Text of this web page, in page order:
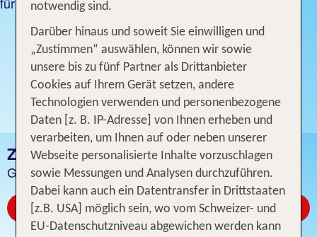
ZAKYNTHOS
Günstige Hotelangebote
Jetzt ab CHF 9
notwendig sind.
Darüber hinaus und soweit Sie einwilligen und
„Zustimmen“ auswählen, können wir sowie
unsere bis zu fünf Partner als Drittanbieter
Cookies auf Ihrem Gerät setzen, andere
Technologien verwenden und personenbezogene
Daten [z. B. IP-Adresse] von Ihnen erheben und
verarbeiten, um Ihnen auf oder neben unserer
Webseite personalisierte Inhalte vorzuschlagen
sowie Messungen und Analysen durchzuführen.
Dabei kann auch ein Datentransfer in Drittstaaten
[z.B. USA] möglich sein, wo vom Schweizer- und
EU-Datenschutzniveau abgewichen werden kann